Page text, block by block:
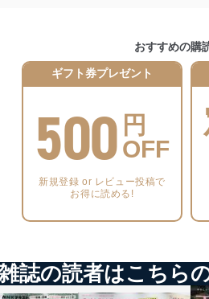
機器等のオペレーティングシステムを
機器等にセキュリティ対策ソフトウェ
漏洩等の防止
ータの含まれるファイルを送信する場
ステムの継続的改善
メントレビューの機会を通じて、個
おすすめの購
ギフト券プレゼント
500 円
OFF
新規登録 or レビュー投稿で
お得に読める!
誌の読者はこちら